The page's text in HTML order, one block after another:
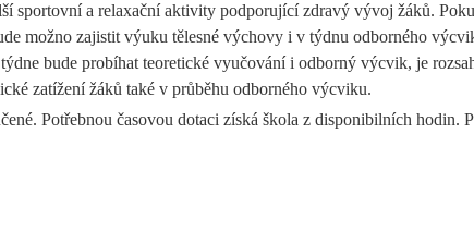
sportovní a relaxační aktivity podporující zdravý vývoj žáků.
možno zajistit výuku tělesné výchovy i v týdnu odborného
bude probíhat teoretické vyučování i odborný výcvik, je
zatížení žáků také v průběhu odborného výcviku.
Potřebnou časovou dotaci získá škola z disponibilních hodin.